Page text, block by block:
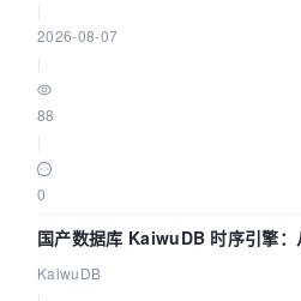
2026-08-07
88
0
国产数据库 KaiwuDB 时序引擎
技术路径
KaiwuDB